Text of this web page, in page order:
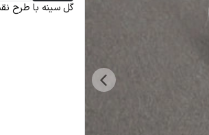
گل سینه با طرح